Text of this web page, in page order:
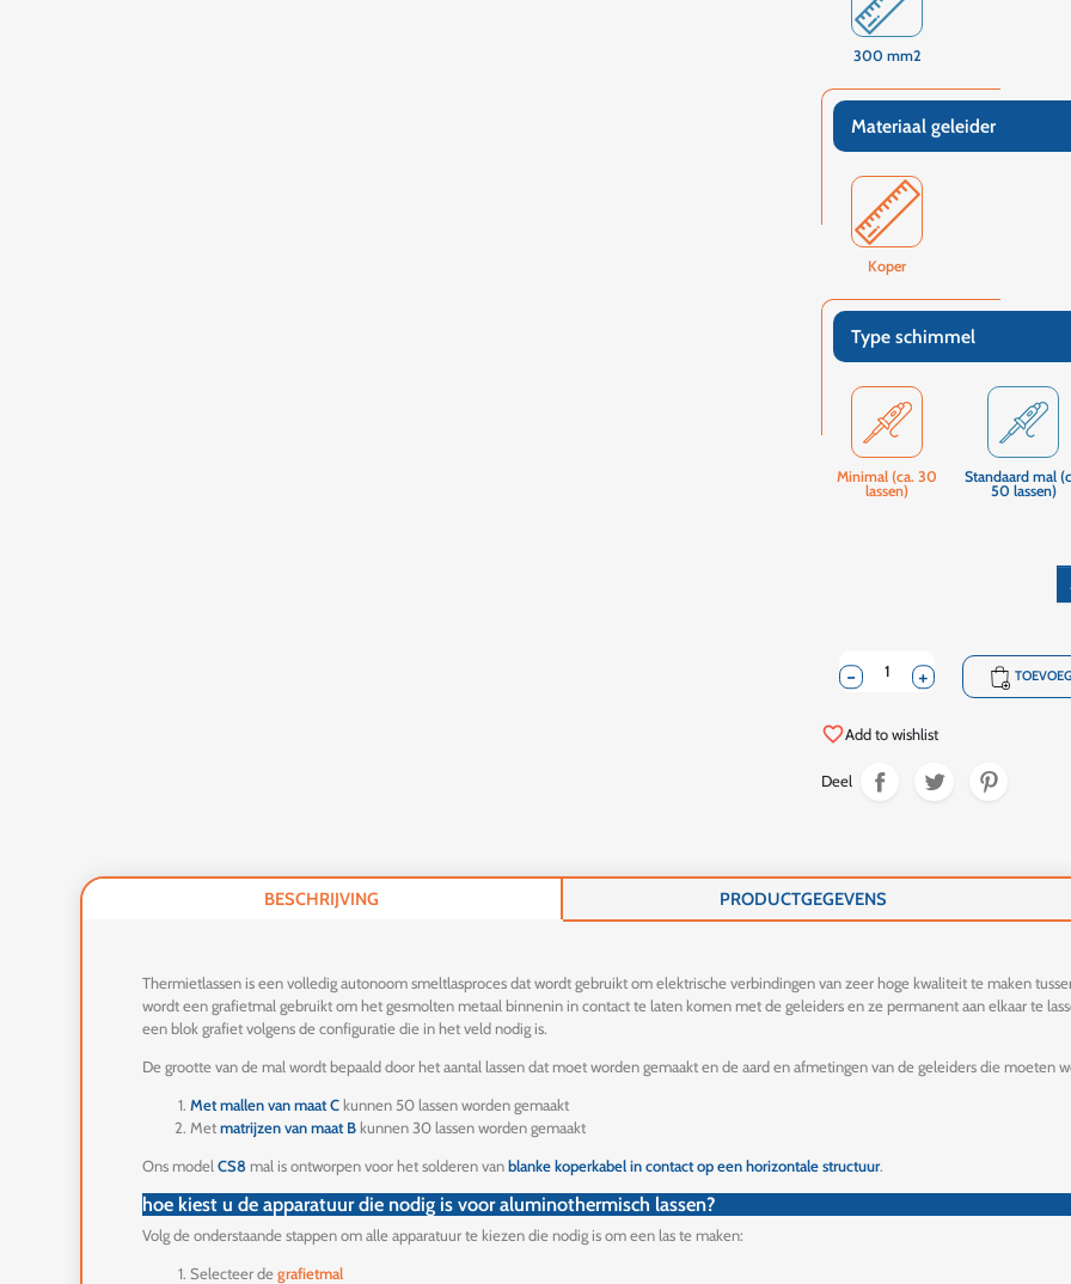
300 mm2
Materiaal geleider
Koper
Type schimmel
Minimal (ca. 30
lassen)
Standaard mal
50 lassen)
+
- shopping_cart
favorite_borderAdd to wishlist
Deel
BESCHRIJVING PRODUCTGEGEVENS
Thermietlassen is een volledig autonoom smeltlasproces dat wordt gebruikt om elektrische verbindingen van zeer hoge kwaliteit te maken
wordt een grafietmal gebruikt om het gesmolten metaal binnenin in contact te laten komen met de geleiders en ze permanent aan elkaar te
een blok grafiet volgens de configuratie die in het veld nodig is.
De grootte van de mal wordt bepaald door het aantal lassen dat moet worden gemaakt en de aard en afmetingen van de geleiders die moeten
Met mallen van maat Ckunnen 50 lassen worden gemaakt
Metmatrijzen van maat Bkunnen 30 lassen worden gemaakt
Ons modelCS8 mal is ontworpen voor het solderen vanblanke koperkabel in contact op een horizontale structuur.
hoe kiest u de apparatuur die nodig is voor aluminothermisch lassen?
Volg de onderstaande stappen om alle apparatuur te kiezen die nodig is om een las te maken:
Selecteer degrafietmal